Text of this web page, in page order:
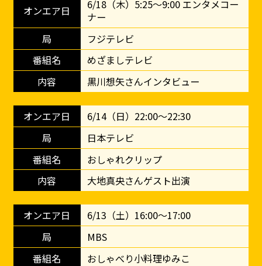
6/18（木）5:25～9:00 エンタメコー
ナー
フジテレビ
めざましテレビ
黒川想矢さんインタビュー
6/14（日）22:00～22:30
日本テレビ
おしゃれクリップ
大地真央さんゲスト出演
6/13（土）16:00～17:00
MBS
おしゃべり小料理ゆみこ